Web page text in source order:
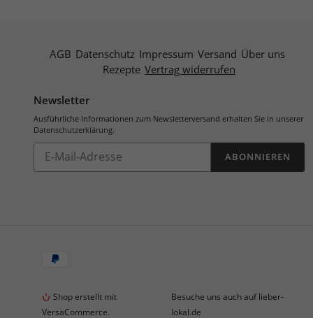
AGB Datenschutz Impressum Versand Über uns
Rezepte Vertrag widerrufen
Newsletter
Ausführliche Informationen zum Newsletterversand erhalten Sie in unserer
Datenschutzerklärung.
Abonnieren
unsere
ABONNIEREN
Zahlungsarten
Shop erstellt mit
VersaCommerce.
Besuche uns auch auf lieber-
lokal.de